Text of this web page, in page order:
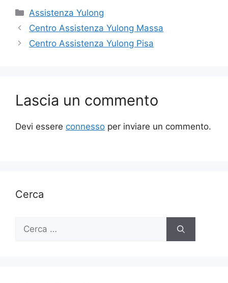
Categorie
Assistenza Yulong
Centro Assistenza Yulong Massa
Centro Assistenza Yulong Pisa
Lascia un commento
Devi essere connesso per inviare un commento.
Cerca
Ricerca